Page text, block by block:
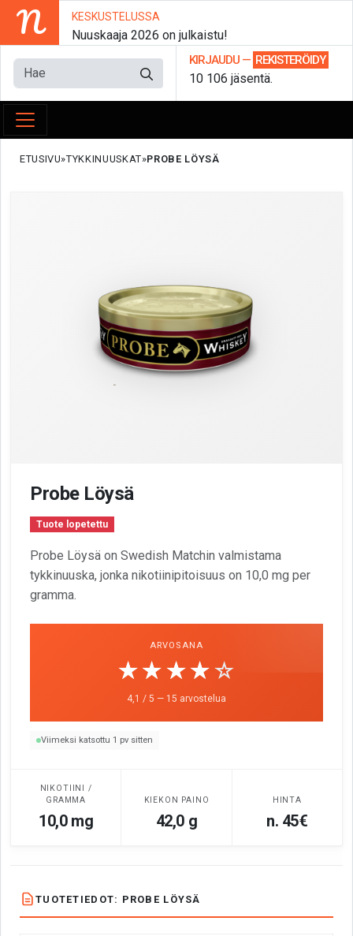
N KESKUSTELUSSA
Nuuskaaja 2026 on julkaistu!
KIRJAUDU — REKISTERÖIDY
10 106 jäsentä.
ETUSIVU TYKKINUUSKAT PROBE LÖYSÄ
Probe Löysä
Tuote lopetettu
Probe Löysä on Swedish Matchin valmistama
tykkinuuska, jonka nikotiinipitoisuus on 10,0 mg per
gramma.
ARVOSANA
☆☆☆☆☆
★★★★★
4,1 / 5 — 15 arvostelua
Viimeksi katsottu 1 pv sitten
NIKOTIINI /
GRAMMA
10,0 mg
KIEKON PAINO
42,0 g
HINTA
n. 45€
TUOTETIEDOT: PROBE LÖYSÄ